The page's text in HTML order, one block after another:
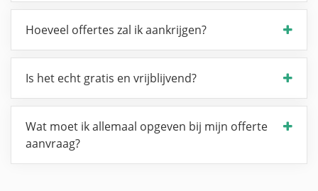
Hoeveel offertes zal ik aankrijgen?
Is het echt gratis en vrijblijvend?
Wat moet ik allemaal opgeven bij mijn offerte
aanvraag?